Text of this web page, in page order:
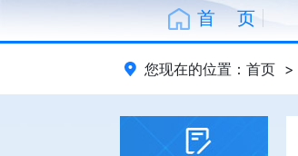
首 页
您现在的位置： 首页 >